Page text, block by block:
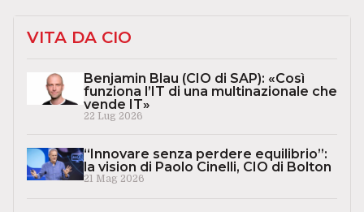
VITA DA CIO
Benjamin Blau (CIO di SAP): «Così
funziona l’IT di una multinazionale che
vende IT»
22 Lug 2026
“Innovare senza perdere equilibrio”:
la vision di Paolo Cinelli, CIO di Bolton
21 Mag 2026